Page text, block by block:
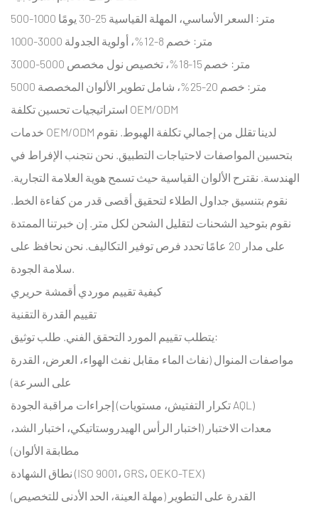
500-1000 متر: السعر الأساسي، المهلة القياسية 25-30 يومًا
1000-3000 متر: خصم 8-12%، أولوية الجدولة
3000-5000 متر: خصم 15-18%، تخصيص نول مخصص
5000 متر: خصم 20-25%، شامل تطوير الألوان المخصصة
استراتيجيات تحسين تكلفة OEM/ODM
خدمات OEM/ODM لدينا تقلل من إجمالي تكلفة الهبوط. نقوم
بتحسين المواصفات لاحتياجات التطبيق. نحن نتجنب الإفراط في
الهندسة. نقترح الألوان القياسية حيث تسمح هوية العلامة التجارية.
نقوم بتنسيق جداول الطلاء لتحقيق أقصى قدر من كفاءة الخط.
نقوم بتوحيد الشحنات لتقليل الشحن لكل متر. إن خبرتنا الممتدة
على مدار 20 عامًا تحدد فرص توفير التكاليف. نحن نحافظ على
سلامة الجودة.
كيفية تقييم موردي أقمشة حريري
تقييم القدرة التقنية
يتطلب تقييم المورد التحقق الفني. طلب توثيق:
مواصفات المنوال (نفاث الماء مقابل نفث الهواء، العرض، القدرة
على السرعة)
إجراءات مراقبة الجودة (تكرار التفتيش، مستويات AQL)
معدات الاختبار (اختبار الرأس الهيدروستاتيكي، اختبار الشد،
مطابقة الألوان)
نطاق الشهادة (ISO 9001، GRS، OEKO-TEX)
القدرة على التطوير (مهلة العينة، الحد الأدنى للتخصيص)